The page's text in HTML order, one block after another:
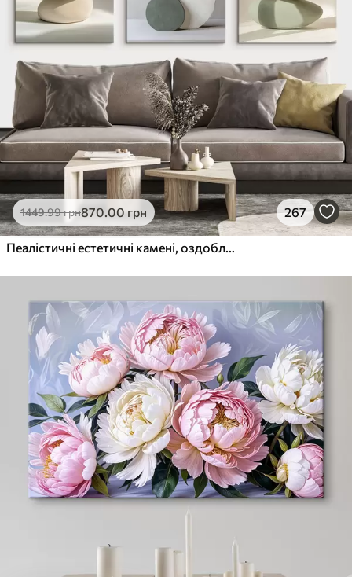
1449.99грн870.00 грн 267
Пеалістичні естетичні камені, оздоблення будинку, природне освітлення